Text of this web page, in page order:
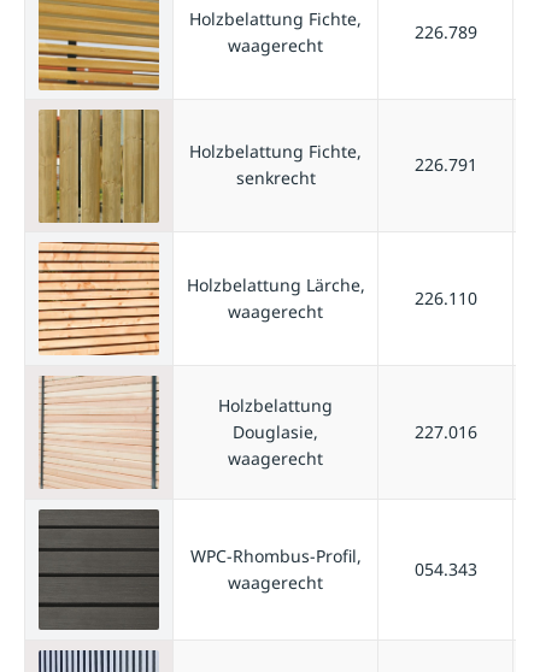
Holzbelattung Fichte,
waagerecht
226.789
Holzbelattung Fichte,
senkrecht
226.791
Holzbelattung Lärche,
waagerecht
226.110
Holzbelattung
Douglasie,
waagerecht
227.016
WPC-Rhombus-Profil,
waagerecht
054.343